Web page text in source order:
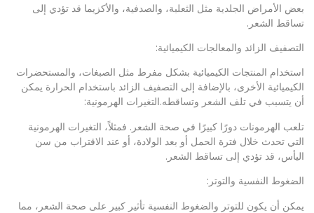
بعض الأمراض الجلدية مثل الثعلبة، والصدفية، والأكزيما قد تؤدي إلى
تساقط الشعر.
التصفيف الزائد والمعالجات الكيميائية:
استخدام المنتجات الكيميائية بشكل مفرط مثل الصبغات، والمستحضرات
الكيميائية الأخرى، بالإضافة إلى التصفيف الزائد باستخدام الحرارة يمكن
أن يتسبب في تلف الشعر وتساقطه.التغيرات الهرمونية:
تلعب الهرمونات دورًا كبيرًا في صحة الشعر. فمثلاً، التغيرات الهرمونية
التي تحدث خلال فترة الحمل أو بعد الولادة، أو عند الاقتراب من سن
اليأس، قد تؤدي إلى تساقط الشعر.
الضغوط النفسية والتوتر:
يمكن أن يكون للتوتر والضغوط النفسية تأثير كبير على صحة الشعر، مما